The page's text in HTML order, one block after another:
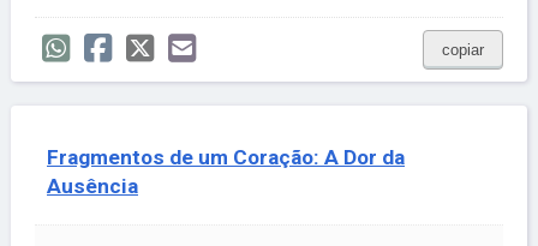
copiar
Fragmentos de um Coração: A Dor da
Ausência